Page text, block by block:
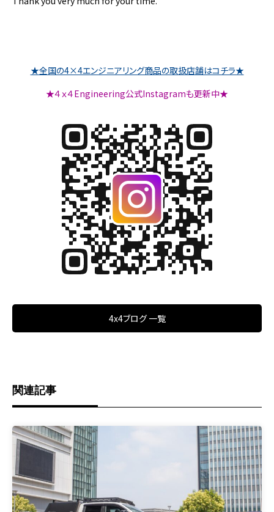
★全国の4×4エンジニアリング商品の取扱店舗はコチラ★
★４ｘ４Engineering公式Instagramも更新中★
4x4ブログ 一覧
関連記事